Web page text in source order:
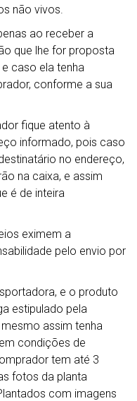
não vivos.
ao receber a
que lhe for proposta
caso ela tenha
conforme a sua
fique atento à
informado, pois caso
no endereço,
na caixa, e assim
é de inteira
eximem a
pelo envio por
e o produto
estipulado pela
assim tenha
condições de
tem até 3
fotos da planta
com imagens